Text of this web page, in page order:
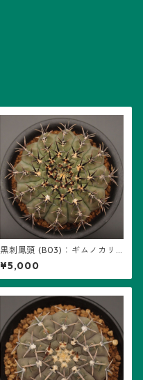
黒刺鳳頭 (B03)：ギムノカリ
キウム属 ※実生
¥5,000